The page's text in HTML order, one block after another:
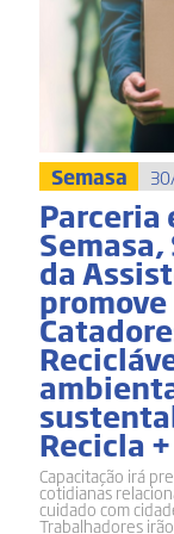
Semasa
da
Recicla
Capacitação irá
cotidianas
cuidado com
Trabalhadores